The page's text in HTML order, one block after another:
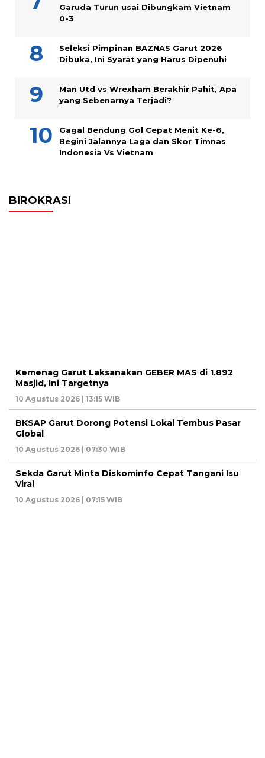
Garuda Turun usai Dibungkam Vietnam
0-3
Seleksi Pimpinan BAZNAS Garut 2026
Dibuka, Ini Syarat yang Harus Dipenuhi
Man Utd vs Wrexham Berakhir Pahit, Apa
yang Sebenarnya Terjadi?
Gagal Bendung Gol Cepat Menit Ke-6,
Begini Jalannya Laga dan Skor Timnas
Indonesia Vs Vietnam
BIROKRASI
Kemenag Garut Laksanakan GEBER MAS di 1.892
Masjid, Ini Targetnya
10 Agustus 2026 | 13:15 WIB
BKSAP Garut Dorong Potensi Lokal Tembus Pasar
Global
10 Agustus 2026 | 07:30 WIB
Sekda Garut Minta Diskominfo Cepat Tangani Isu
Viral
10 Agustus 2026 | 07:15 WIB